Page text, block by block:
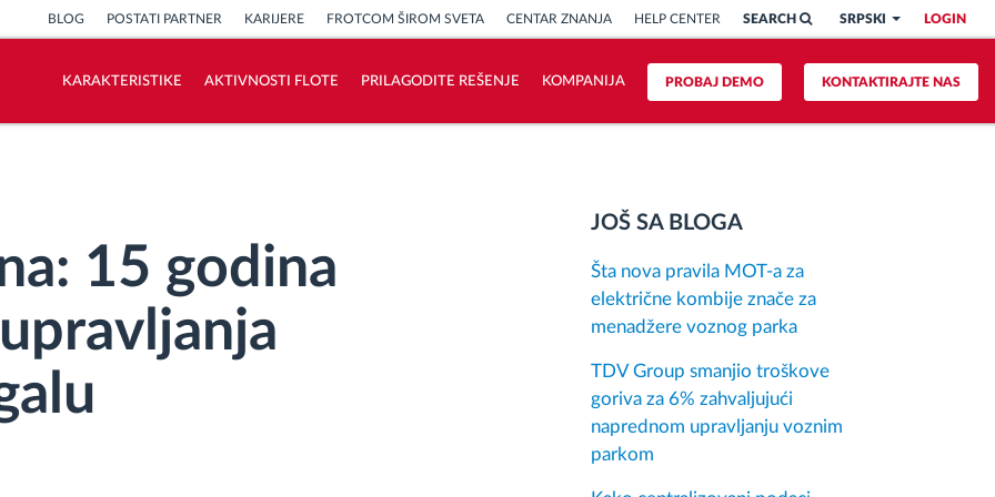
LOGIN
SRPSKI
SEARCH
BLOG POSTATI PARTNER KARIJERE FROTCOM ŠIROM SVETA CENTAR ZNANJA HELP CENTER
KONTAKTIRAJTE NAS
PROBAJ DEMO
KARAKTERISTIKE AKTIVNOSTI FLOTE PRILAGODITE REŠENJE KOMPANIJA
15 godina
JOŠ SA BLOGA
Šta nova pravila MOT-a za
električne kombije znače za
menadžere voznog parka
TDV Group smanjio troškove
goriva za 6% zahvaljujući
naprednom upravljanju voznim
parkom